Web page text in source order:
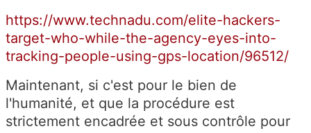
https://www.technadu.com/elite-hackers-
target-who-while-the-agency-eyes-into-
tracking-people-using-gps-location/96512/
Maintenant, si c'est pour le bien de
l'humanité, et que la procédure est
strictement encadrée et sous contrôle pour